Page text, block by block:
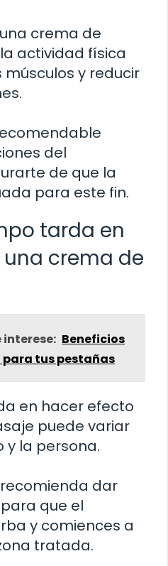
crema de
actividad física
y reducir
del
de que la
para este fin.
tarda en
crema de
interese: Beneficios
tus pestañas
en hacer efecto
puede variar
y la persona.
dar
que el
y comiences a
tratada.